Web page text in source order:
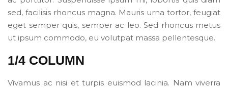
sed, facilisis rhoncus magna. Mauris urna tortor, feugiat
eget semper quis, semper ac leo. Sed rhoncus metus
ut ipsum commodo, eu volutpat massa pellentesque.
1/4 COLUMN
Vivamus ac nisi et turpis euismod lacinia. Nam viverra